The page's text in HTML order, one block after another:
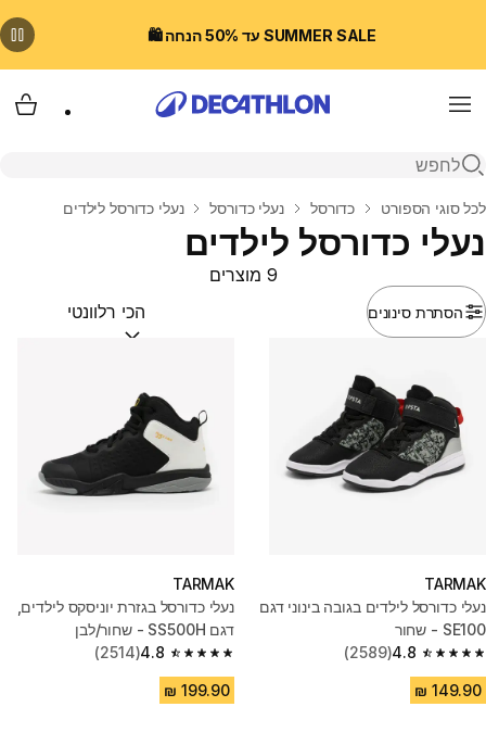
SUMMER SALE עד 50% הנחה 🛍️
Menu
פתיחת חיפוש
בית
לכל סוגי הספורט כדורסל נעלי כדורסל נעלי כדורסל לילדים
נעלי כדורסל לילדים
הסתרת סינונים
9 מוצרים
מיין לפי:(optional)
TARMAK
נעלי כדורסל לילדים בגובה בינוני דגם
SE100 - שחור
4.8
4.8 out of 5 stars from 2589 reviews
(2589)
TARMAK
נעלי כדורסל בגזרת יוניסקס לילדים,
דגם SS500H - שחור/לבן
4.8
4.8 out of 5 stars from 2514 reviews
(2514)